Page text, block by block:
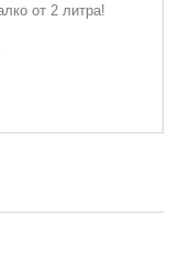
от 2 литра!